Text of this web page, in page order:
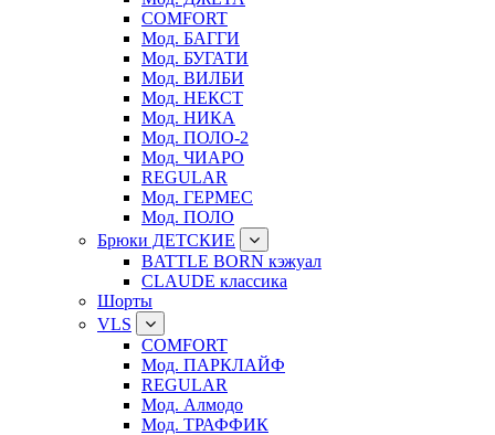
COMFORT
Мод. БАГГИ
Мод. БУГАТИ
Мод. ВИЛБИ
Мод. НЕКСТ
Мод. НИКА
Мод. ПОЛО-2
Мод. ЧИАРО
REGULAR
Мод. ГЕРМЕС
Мод. ПОЛО
Брюки ДЕТСКИЕ
BATTLE BORN кэжуал
CLAUDE классика
Шорты
VLS
COMFORT
Мод. ПАРКЛАЙФ
REGULAR
Мод. Алмодо
Мод. ТРАФФИК